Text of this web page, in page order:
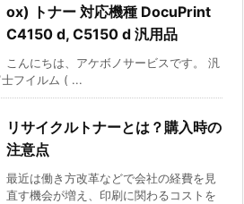
ox) トナー 対応機種 DocuPrint
C4150 d, C5150 d 汎用品
こんにちは、アケボノサービスです。 汎
フイルム ( ...
リサイクルトナーとは？購入時の
注意点
最近は働き方改革などで会社の経費を見
直す機会が増え、印刷に関わるコストを